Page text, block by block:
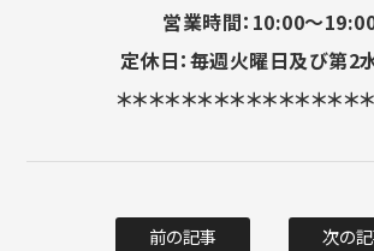
営業時間：10:00～
定休日：毎週火曜日及び第2
＊＊＊＊＊＊＊＊＊＊＊＊＊＊＊
前の記事 次の